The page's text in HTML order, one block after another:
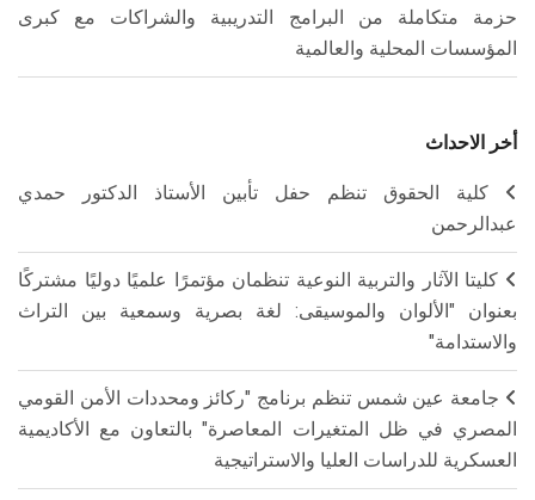
حزمة متكاملة من البرامج التدريبية والشراكات مع كبرى
المؤسسات المحلية والعالمية
أخر الاحداث
كلية الحقوق تنظم حفل تأبين الأستاذ الدكتور حمدي
عبدالرحمن
كليتا الآثار والتربية النوعية تنظمان مؤتمرًا علميًا دوليًا مشتركًا
بعنوان "الألوان والموسيقى: لغة بصرية وسمعية بين التراث
والاستدامة"
جامعة عين شمس تنظم برنامج "ركائز ومحددات الأمن القومي
المصري في ظل المتغيرات المعاصرة" بالتعاون مع الأكاديمية
العسكرية للدراسات العليا والاستراتيجية